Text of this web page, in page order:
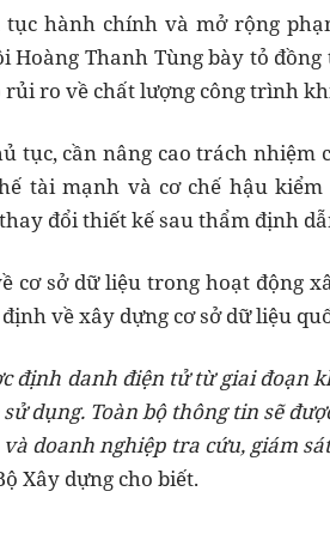
hành chính và mở rộng
Hoàng Thanh Tùngbày tỏ
rủi ro về chất lượng công trình
tục, cần nâng caotrách nhiệm
tài mạnh và cơ chế hậu kiểm
đổi thiết kế sau thẩm định
cơ sở dữ liệu trong hoạt động
vềxây dựng cơ sở dữ liệu
định danh điện tửtừ giai đoạn
dụng. Toàn bộ thông tin sẽ
doanh nghiệp tra cứu, giám
Xây dựng cho biết.